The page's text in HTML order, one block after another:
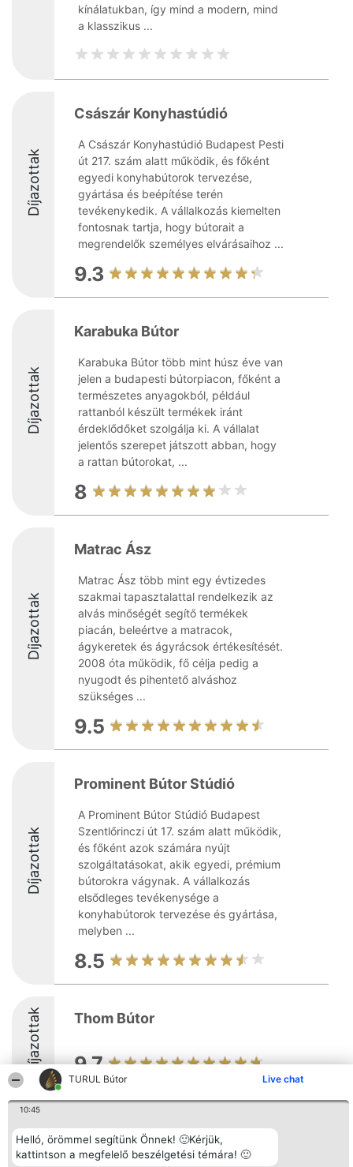
TURUL Bútor Live chat
10:45
Helló, örömmel segítünk Önnek! 🙂Kérjük,
kattintson a megfelelő beszélgetési témára! 🙂
kínálatukban, így mind a modern, mind
a klasszikus ...
Díjazottak
Császár Konyhastúdió
A Császár Konyhastúdió Budapest Pesti
út 217. szám alatt működik, és főként
egyedi konyhabútorok tervezése,
gyártása és beépítése terén
tevékenykedik. A vállalkozás kiemelten
fontosnak tartja, hogy bútorait a
megrendelők személyes elvárásaihoz ...
9.3
Díjazottak
Karabuka Bútor
Karabuka Bútor több mint húsz éve van
jelen a budapesti bútorpiacon, főként a
természetes anyagokból, például
rattanból készült termékek iránt
érdeklődőket szolgálja ki. A vállalat
jelentős szerepet játszott abban, hogy
a rattan bútorokat, ...
8
Díjazottak
Matrac Ász
Matrac Ász több mint egy évtizedes
szakmai tapasztalattal rendelkezik az
alvás minőségét segítő termékek
piacán, beleértve a matracok,
ágykeretek és ágyrácsok értékesítését.
2008 óta működik, fő célja pedig a
nyugodt és pihentető alváshoz
szükséges ...
9.5
Díjazottak
Prominent Bútor Stúdió
A Prominent Bútor Stúdió Budapest
Szentlőrinczi út 17. szám alatt működik,
és főként azok számára nyújt
szolgáltatásokat, akik egyedi, prémium
bútorokra vágynak. A vállalkozás
elsődleges tevékenysége a
konyhabútorok tervezése és gyártása,
melyben ...
8.5
Díjazottak Thom Bútor
9.7
Rangsorszervező
SC Beautiful Company S.R.L.
Bulevardul Aleea Timișul De
Népszavazás
Nyertesek
Az összes
Elérhetőség